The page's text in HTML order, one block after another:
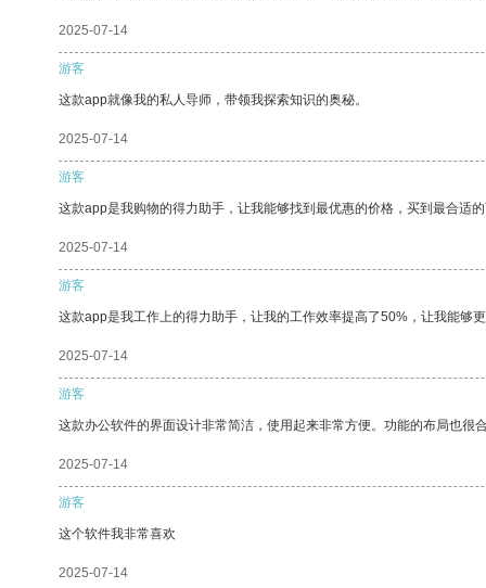
2025-07-14
游客
这款app就像我的私人导师，带领我探索知识的奥秘。
2025-07-14
游客
这款app是我购物的得力助手，让我能够找到最优惠的价格，买到最合适
2025-07-14
游客
这款app是我工作上的得力助手，让我的工作效率提高了50%，让我能够
2025-07-14
游客
这款办公软件的界面设计非常简洁，使用起来非常方便。功能的布局也很
2025-07-14
游客
这个软件我非常喜欢
2025-07-14